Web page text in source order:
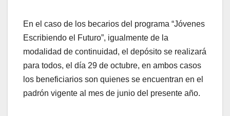
En el caso de los becarios del programa “Jóvenes
Escribiendo el Futuro”, igualmente de la
modalidad de continuidad, el depósito se realizará
para todos, el día 29 de octubre, en ambos casos
los beneficiarios son quienes se encuentran en el
padrón vigente al mes de junio del presente año.